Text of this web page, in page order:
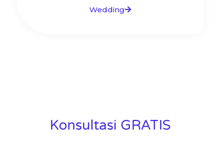
Wedding
Konsultasi GRATIS